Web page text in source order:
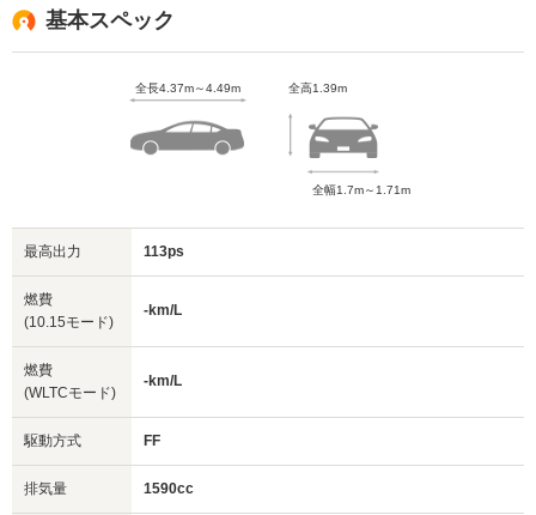
基本スペック
全長4.37m～4.49m 全高1.39m
全幅1.7m～1.71m
最高出力 113ps
燃費
(10.15モード)
-km/L
燃費
(WLTCモード)
-km/L
駆動方式 FF
排気量 1590cc